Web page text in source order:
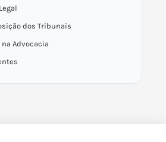
dos Tribunais
Advocacia